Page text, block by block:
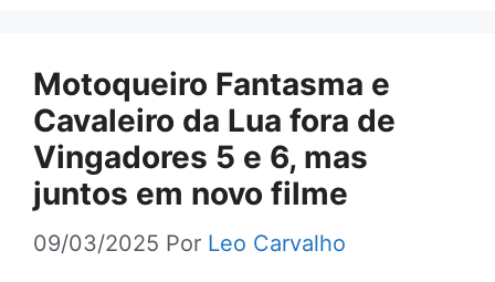
Motoqueiro Fantasma e
Cavaleiro da Lua fora de
Vingadores 5 e 6, mas
juntos em novo filme
09/03/2025 Por Leo Carvalho